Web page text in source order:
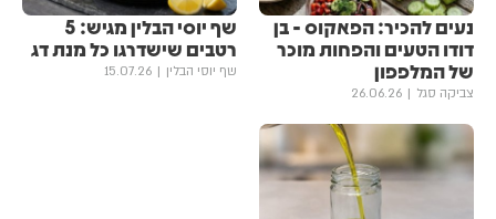
נעים להכיר: הפאקוס - בן
דודו הטעים והפחות מוכר
של המלפפון
צביקה סגל 26.06.26
שף יוסי הבלין מגיש: 5
רטבים שישדרגו כל מנת דג
שף יוסי הבלין 15.07.26